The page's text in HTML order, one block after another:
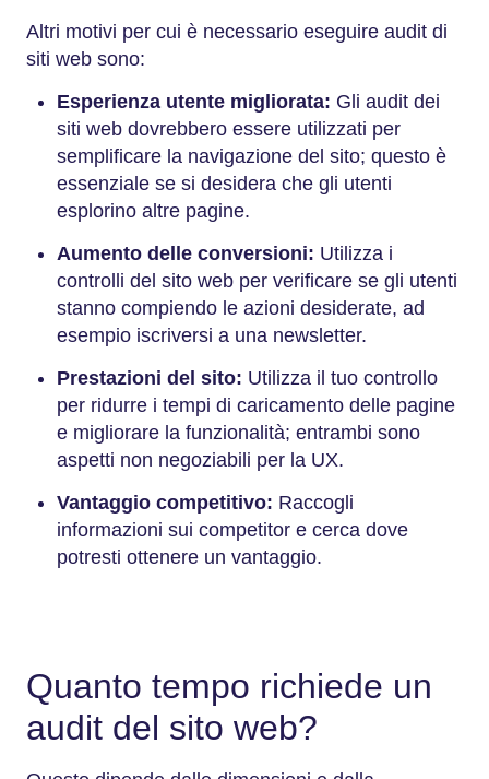
Altri motivi per cui è necessario eseguire audit di
siti web sono:
Esperienza utente migliorata: Gli audit dei
siti web dovrebbero essere utilizzati per
semplificare la navigazione del sito; questo è
essenziale se si desidera che gli utenti
esplorino altre pagine.
Aumento delle conversioni: Utilizza i
controlli del sito web per verificare se gli utenti
stanno compiendo le azioni desiderate, ad
esempio iscriversi a una newsletter.
Prestazioni del sito: Utilizza il tuo controllo
per ridurre i tempi di caricamento delle pagine
e migliorare la funzionalità; entrambi sono
aspetti non negoziabili per la UX.
Vantaggio competitivo: Raccogli
informazioni sui competitor e cerca dove
potresti ottenere un vantaggio.
Quanto tempo richiede un
audit del sito web?